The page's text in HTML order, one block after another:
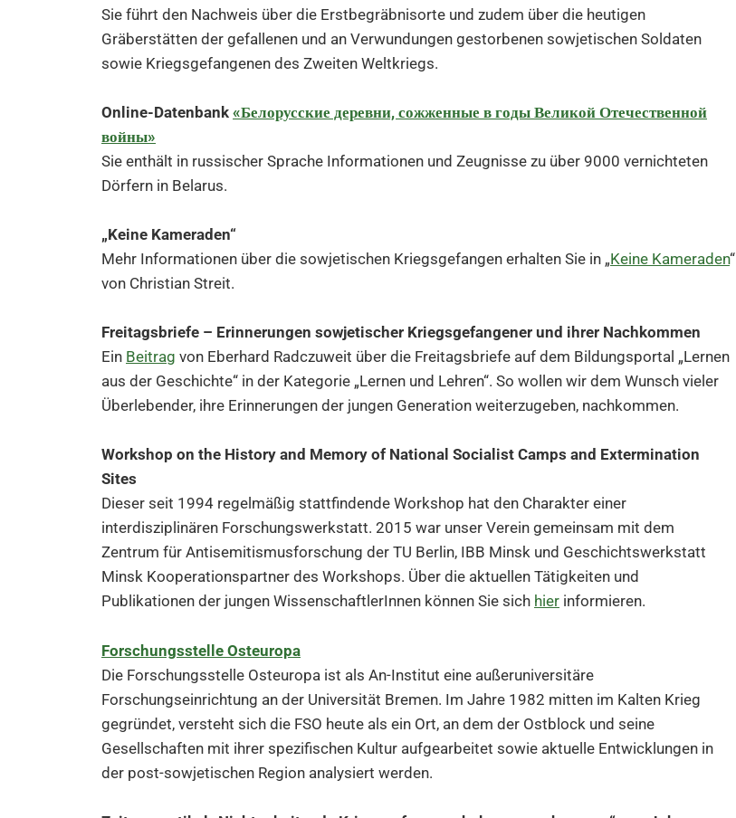
Sie führt den Nachweis über die Erstbegräbnisorte und zudem über die heutigen
Gräberstätten der gefallenen und an Verwundungen gestorbenen sowjetischen Soldaten
sowie Kriegsgefangenen des Zweiten Weltkriegs.
Online-Datenbank «Белорусские деревни, сожженные в годы Великой Отечественной
войны»
Sie enthält in russischer Sprache Informationen und Zeugnisse zu über 9000 vernichteten
Dörfern in Belarus.
„Keine Kameraden“
Mehr Informationen über die sowjetischen Kriegsgefangen erhalten Sie in „Keine Kameraden“
von Christian Streit.
Freitagsbriefe – Erinnerungen sowjetischer Kriegsgefangener und ihrer Nachkommen
Ein Beitrag von Eberhard Radczuweit über die Freitagsbriefe auf dem Bildungsportal „Lernen
aus der Geschichte“ in der Kategorie „Lernen und Lehren“. So wollen wir dem Wunsch vieler
Überlebender, ihre Erinnerungen der jungen Generation weiterzugeben, nachkommen.
Workshop on the History and Memory of National Socialist Camps and Extermination
Sites
Dieser seit 1994 regelmäßig stattfindende Workshop hat den Charakter einer
interdisziplinären Forschungswerkstatt. 2015 war unser Verein gemeinsam mit dem
Zentrum für Antisemitismusforschung der TU Berlin, IBB Minsk und Geschichtswerkstatt
Minsk Kooperationspartner des Workshops. Über die aktuellen Tätigkeiten und
Publikationen der jungen WissenschaftlerInnen können Sie sich hier informieren.
Forschungsstelle Osteuropa
Die Forschungsstelle Osteuropa ist als An-Institut eine außeruniversitäre
Forschungseinrichtung an der Universität Bremen. Im Jahre 1982 mitten im Kalten Krieg
gegründet, versteht sich die FSO heute als ein Ort, an dem der Ostblock und seine
Gesellschaften mit ihrer spezifischen Kultur aufgearbeitet sowie aktuelle Entwicklungen in
der post-sowjetischen Region analysiert werden.